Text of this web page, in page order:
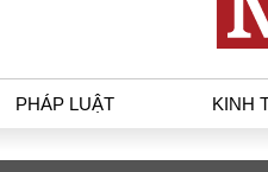
PHÁP LUẬT KINH